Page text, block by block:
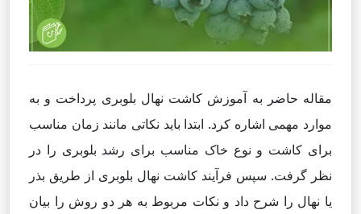
مقاله حاضر به آموزش کاشت نهال بلوبری پرداخت و به
موارد مهمی اشاره کرد. ابتدا باید نکاتی مانند زمان مناسب
برای کاشت و نوع خاک مناسب برای رشد بلوبری را در
نظر گرفت. سپس فرآیند کاشت نهال بلوبری از طریق بذر
یا نهال را شرح داد و نکات مربوط به هر دو روش را بیان